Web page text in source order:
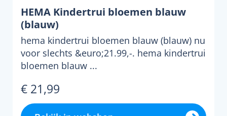
HEMA Kindertrui bloemen blauw
(blauw)
hema kindertrui bloemen blauw (blauw) nu
voor slechts &euro;21.99,-. hema kindertrui
bloemen blauw ...
€ 21,99